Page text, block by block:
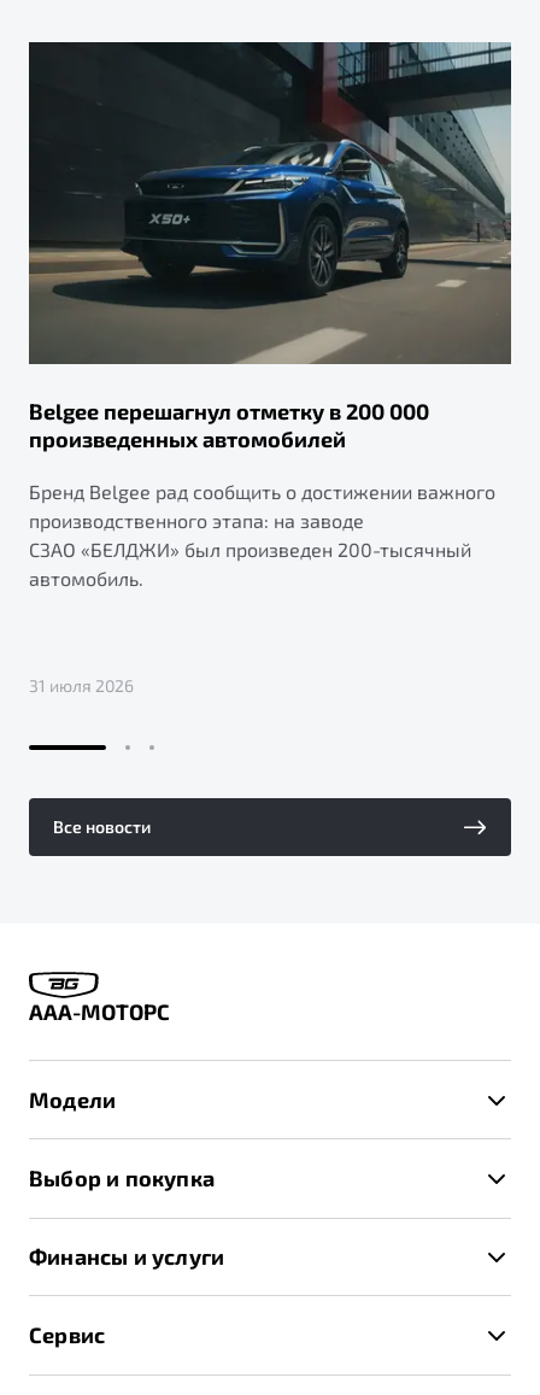
Belgee перешагнул отметку в 200 000
произведенных автомобилей
Бренд Belgee рад сообщить о достижении важного
производственного этапа: на заводе
СЗАО «БЕЛДЖИ» был произведен 200-тысячный
автомобиль.
31 июля 2026
Все новости
ААА-МОТОРС
Модели
X70
Выбор и покупка
Спецпредложения и Акции
Записаться на тест-драйв
Получить предложение
Финансы и услуги
Трейд-ин
Сервис